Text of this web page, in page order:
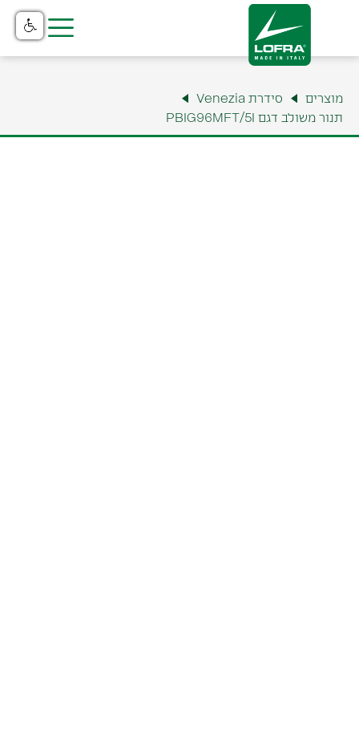
מוצרים
קטלוג
מוצרים
סידרת Venezia
תנור משולב דגם PBIG96MFT/5I